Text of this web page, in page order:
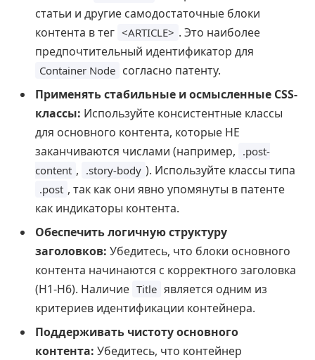
статьи и другие самодостаточные блоки
контента в тег <ARTICLE> . Это наиболее
предпочтительный идентификатор для
Container Node согласно патенту.
Применять стабильные и осмысленные CSS-
классы: Используйте консистентные классы
для основного контента, которые НЕ
заканчиваются числами (например, .post-
content , .story-body ). Используйте классы типа
.post , так как они явно упомянуты в патенте
как индикаторы контента.
Обеспечить логичную структуру
заголовков: Убедитесь, что блоки основного
контента начинаются с корректного заголовка
(H1-H6). Наличие Title является одним из
критериев идентификации контейнера.
Поддерживать чистоту основного
контента: Убедитесь, что контейнер